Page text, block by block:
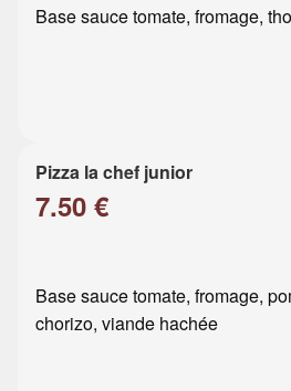
Base sauce tomate, fromage,
Pizza la chef junior
7.50 €
Base sauce tomate, fromage,
chorizo, viande hachée